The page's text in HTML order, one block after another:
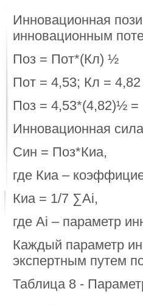
Инновационная
инновационным
Поз = Пот*(Кл) ½
Пот = 4,53; Кл = 4,82
Поз = 4,53*(4,82)½ =
Инновационная
Син = Поз*Киа,
где Киа –
Киа = 1/7 ∑Аi,
где Аi – параметр
Каждый параметр
экспертным путем
Таблица 8 -